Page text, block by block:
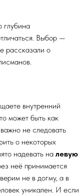
глубина
Выбор —
рассказали о
внутренний
может быть как
не следовать
о некоторых
надевать на левую
неё принимается
не в догму, а в
уникален. И если